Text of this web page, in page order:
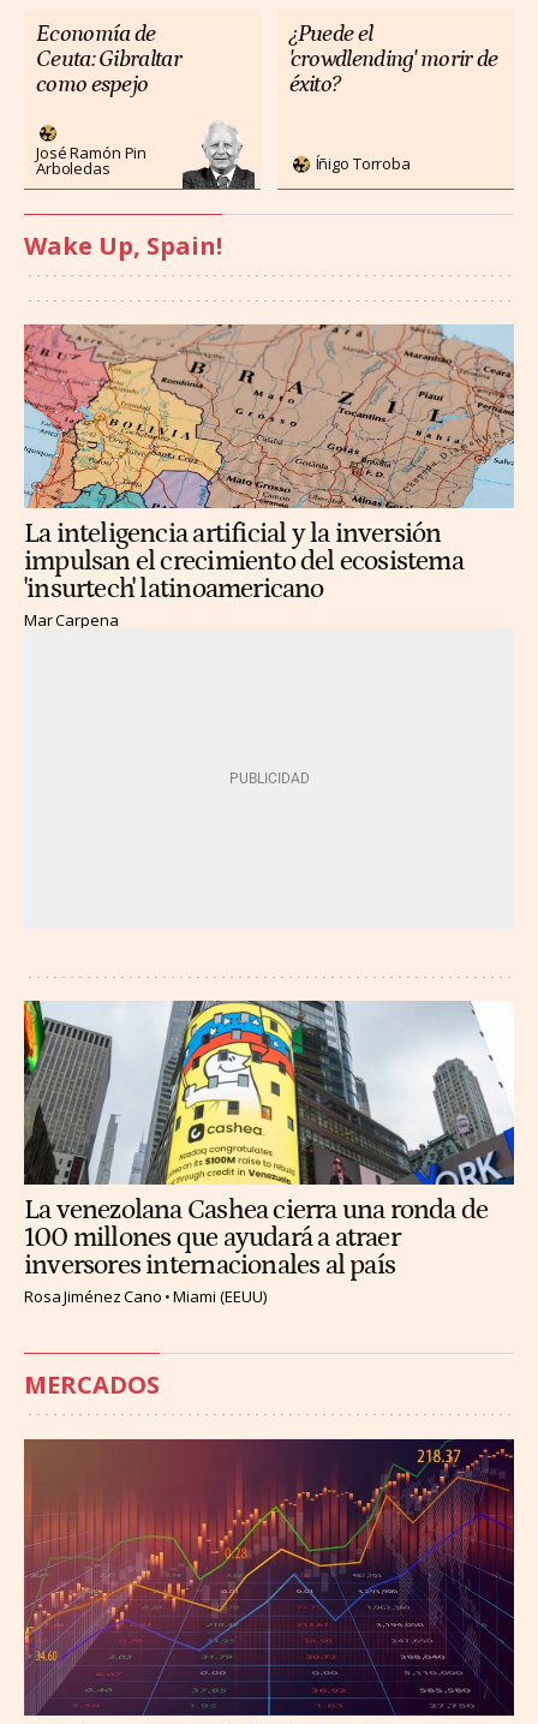
Economía de
Ceuta: Gibraltar
como espejo
José Ramón Pin
Arboledas
¿Puede el
'crowdlending' morir de
éxito?
Íñigo Torroba
Wake Up, Spain!
La inteligencia artificial y la inversión
impulsan el crecimiento del ecosistema
'insurtech' latinoamericano
Mar Carpena
La venezolana Cashea cierra una ronda de
100 millones que ayudará a atraer
inversores internacionales al país
Rosa Jiménez Cano Miami (EEUU)
MERCADOS